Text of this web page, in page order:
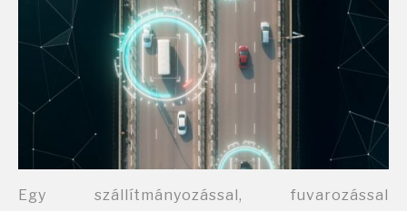
Egy szállítmányozással, fuvarozással